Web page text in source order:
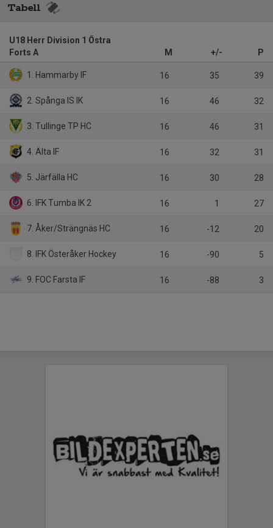
Tabell
U18 Herr Division 1 Östra
Forts A
M +/- P
1. Hammarby IF 16 35 39
2. Spånga IS IK 16 46 32
3. Tullinge TP HC 16 46 31
4. Älta IF 16 32 31
5. Järfälla HC 16 30 28
6. IFK Tumba IK 2 16 1 27
7. Åker/Strängnäs HC 16 -12 20
8. IFK Österåker Hockey 16 -90 5
9. FOC Farsta IF 16 -88 3